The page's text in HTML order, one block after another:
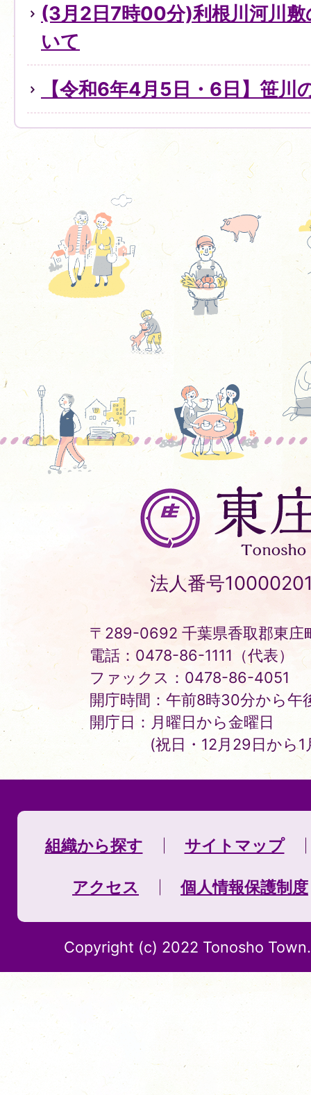
(3月2日7時00分)利根川河川
いて
【令和6年4月5日・6日】笹川
東
庄
町
Tonosho
Town
法人番号
〒289-0692 千葉県香取郡東庄
電話：0478-86-1111（代表）
ファックス：0478-86-4051
開庁時間：午前8時30分から午
開庁日：月曜日から金曜日
(祝日・12月29日から
組織から探す サイトマップ
アクセス 個人情報保護制度
Copyright (c) 2022 Tonosho